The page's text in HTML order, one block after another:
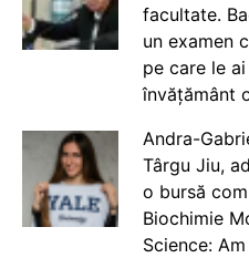
facultate.
un examen
pe care le
învățământ
Andra-
Târgu Jiu,
o bursă
Biochimie
Science: